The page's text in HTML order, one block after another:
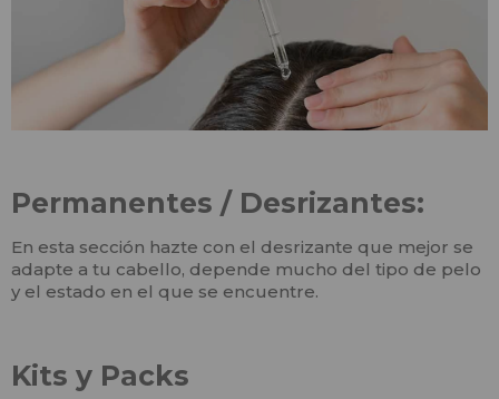
Permanentes / Desrizantes:
En esta sección hazte con el desrizante que mejor se
adapte a tu cabello, depende mucho del tipo de pelo
y el estado en el que se encuentre.
Kits y Packs